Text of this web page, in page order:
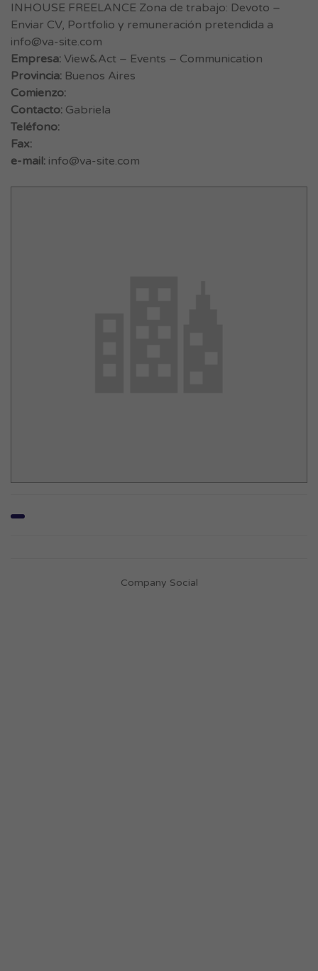
INHOUSE FREELANCE Zona de trabajo: Devoto –
Enviar CV, Portfolio y remuneración pretendida a
info@va-site.com
Empresa: View&Act – Events – Communication
Provincia: Buenos Aires
Comienzo:
Contacto: Gabriela
Teléfono:
Fax:
e-mail: info@va-site.com
Company Social